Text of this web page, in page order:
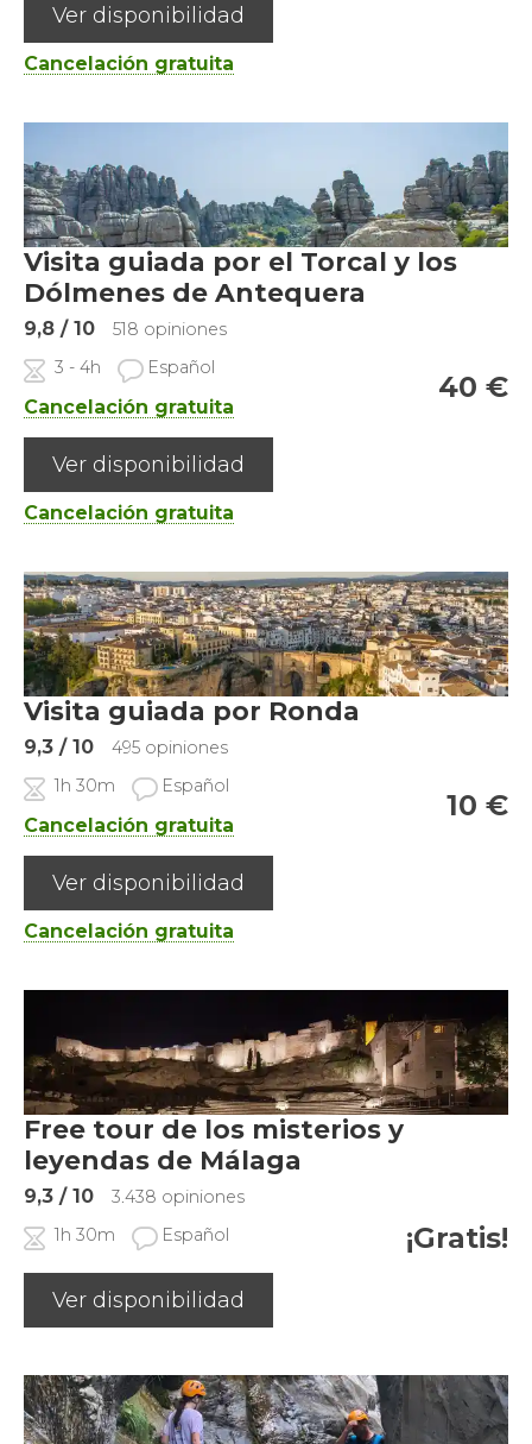
Ver disponibilidad
Cancelación gratuita
Visita guiada por el Torcal y los
Dólmenes de Antequera
9,8 / 10
518 opiniones
3 - 4h
Español
Cancelación gratuita
40 €
Ver disponibilidad
Cancelación gratuita
Visita guiada por Ronda
9,3 / 10
495 opiniones
1h 30m
Español
Cancelación gratuita
10 €
Ver disponibilidad
Cancelación gratuita
Free tour de los misterios y
leyendas de Málaga
9,3 / 10
3.438 opiniones
1h 30m
Español ¡Gratis!
Ver disponibilidad